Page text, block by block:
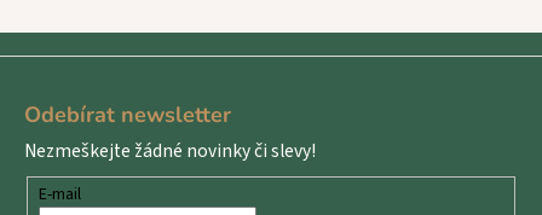
Odebírat newsletter
Nezmeškejte žádné novinky či slevy!
E-mail